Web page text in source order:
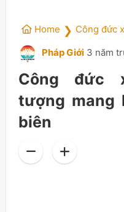
Home ❯ Công đức
Pháp Giới 3 năm
Công đức
tượng mang
biên